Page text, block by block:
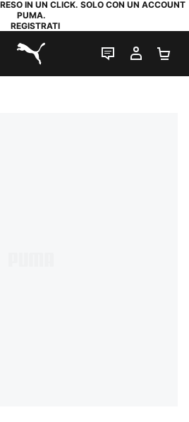
IN UN CLICK. SOLO CON UN ACCOUNT
PUMA.
REGISTRATI
PUMA.com
CHAT IL MIO